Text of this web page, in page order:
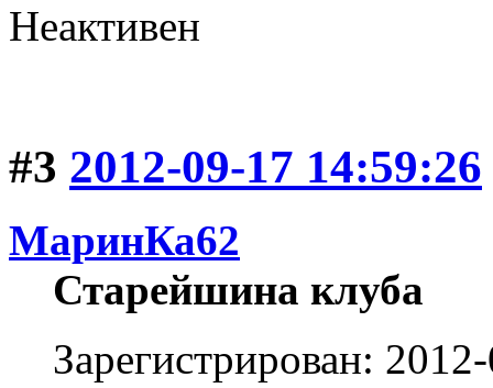
Неактивен
#3 2012-09-17 14:59:26
МаринКа62
Старейшина клуба
Зарегистрирован: